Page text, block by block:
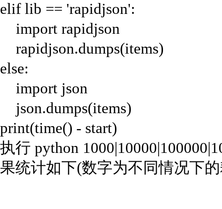
elif lib == 'rapidjson':
import rapidjson
rapidjson.dumps(items)
else:
import json
json.dumps(items)
print(time() - start)
执行 python
果统计如下(数字为不同情况下